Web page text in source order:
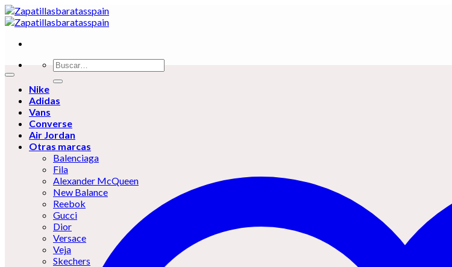
Skip
to
Buscar
por:
Nike
Adidas
Vans
Converse
Air Jordan
Otras marcas
Balenciaga
Fila
Alexander McQueen
New Balance
Reebok
Gucci
Dior
Versace
Veja
Skechers